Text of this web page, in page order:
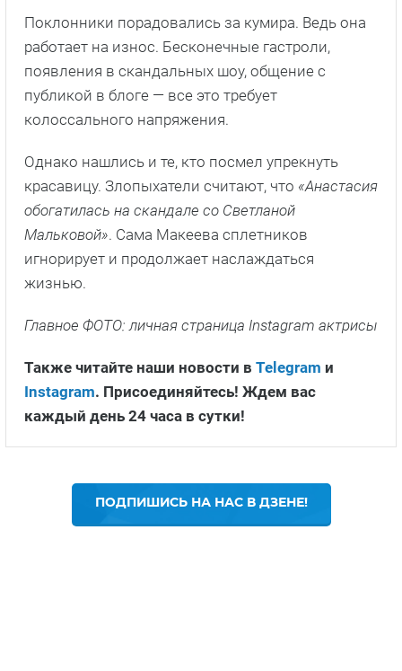
Поклонники порадовались за кумира. Ведь она
работает на износ. Бесконечные гастроли,
появления в скандальных шоу, общение с
публикой в блоге — все это требует
колоссального напряжения.
Однако нашлись и те, кто посмел упрекнуть
красавицу. Злопыхатели считают, что «Анастасия
обогатилась на скандале со Светланой
Мальковой». Сама Макеева сплетников
игнорирует и продолжает наслаждаться
жизнью.
Главное ФОТО: личная страница Instagram актрисы
Также читайте наши новости в Telegram и
Instagram. Присоединяйтесь! Ждем вас
каждый день 24 часа в сутки!
ПОДПИШИСЬ НА НАС В ДЗЕНЕ!